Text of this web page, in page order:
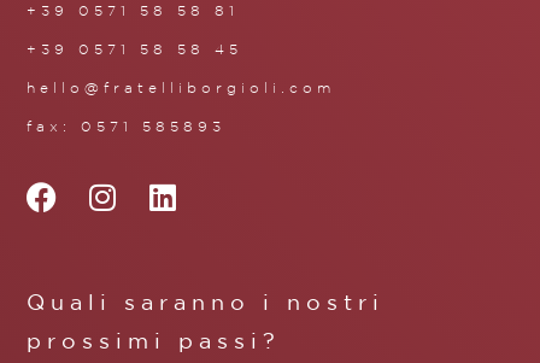
+39 0571 58 58 81
+39 0571 58 58 45
hello@fratelliborgioli.com
fax: 0571 585893
Quali saranno i nostri
prossimi passi?